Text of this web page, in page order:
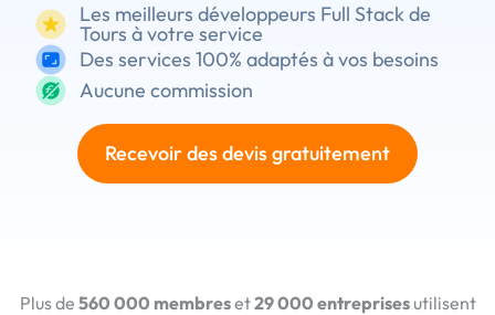
Les meilleurs développeurs Full Stack de
Tours à votre service
Des services 100% adaptés à vos besoins
Aucune commission
Recevoir des devis gratuitement
Plus de 560 000 membreset29 000 entreprisesutilisent